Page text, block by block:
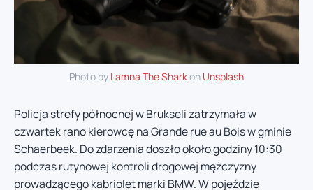
Photo by Lamna The Sharkon Unsplash
Policja strefy północnej w Brukseli zatrzymała w
czwartek rano kierowcę na Grande rue au Bois w gminie
Schaerbeek. Do zdarzenia doszło około godziny 10:30
podczas rutynowej kontroli drogowej mężczyzny
prowadzącego kabriolet marki BMW. W pojeździe